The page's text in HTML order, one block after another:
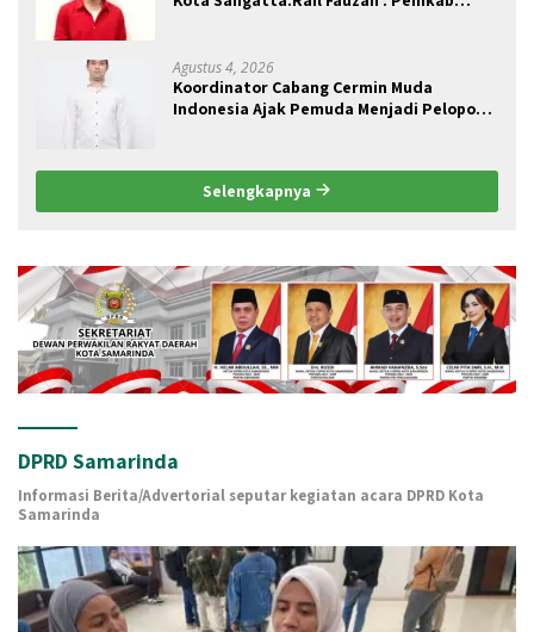
Agustus 4, 2026
Koordinator Cabang Cermin Muda
Indonesia Ajak Pemuda Menjadi Pelopor
Selengkapnya
DPRD Samarinda
Informasi Berita/Advertorial seputar kegiatan acara DPRD Kota
Samarinda